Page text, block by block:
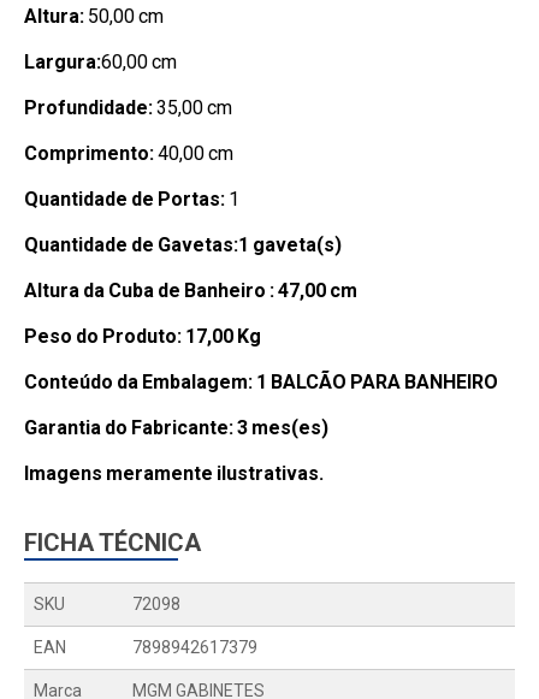
Altura: 50,00 cm
Largura:60,00 cm
Profundidade:35,00 cm
Comprimento:40,00 cm
Quantidade de Portas: 1
Quantidade de Gavetas:1 gaveta(s)
Altura da Cuba de Banheiro :47,00 cm
Peso do Produto: 17,00 Kg
Conteúdo da Embalagem: 1 BALCÃO PARA BANHEIRO
Garantia do Fabricante:3 mes(es)
Imagens meramente ilustrativas.
FICHA TÉCNICA
SKU 72098
EAN 7898942617379
Marca MGM GABINETES